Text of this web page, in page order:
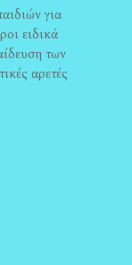
για
ειδικά
των
αρετές